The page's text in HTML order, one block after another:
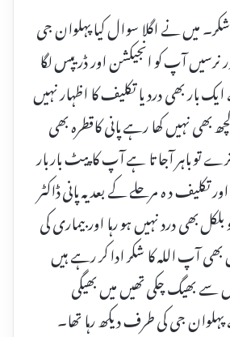
میں نے اگلا سوال کیا پہلوان جی
آپ کو انجیکشن اور ڈریپس لگا
بھی درد یا تکلیف کا اظہار نہیں
نہیں کھا رہے پانی کاقطرہ بھی
باہر آجا تا ہے آپ کا پیٹ بار بار
تکلیف د ہ مرحلے کے بعد یہ پانی ڈاکٹر
بھی درد نہیں ہو رہا اور بیماری کی
آپ اللہ کا شکر ادا کر رہے ہیں
سے بھیگ چکی تھیں میں بھیگی
جی کی طرف دیکھ رہا تھا۔